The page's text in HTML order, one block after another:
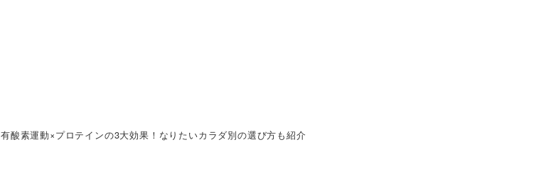
有酸素運動×プロテインの3大効果！なりたいカラダ別の選び方も紹介